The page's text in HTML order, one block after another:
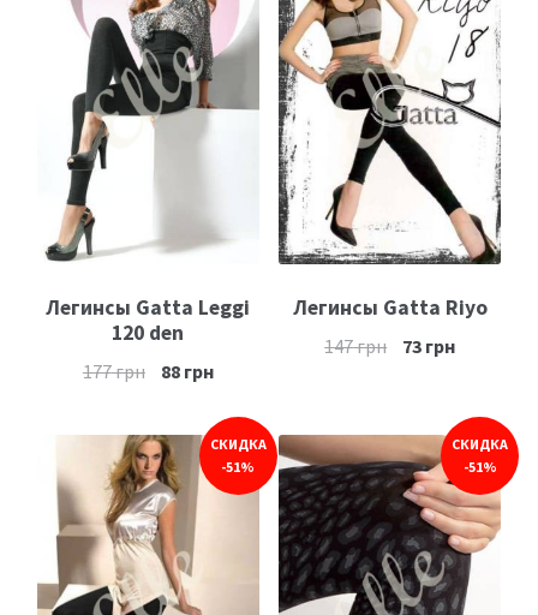
Легинсы Gatta Leggi
120 den
177грн 88грн
Легинсы Gatta Riyo
147грн 73 грн
СКИДКА
-51%
СКИДКА
-51%